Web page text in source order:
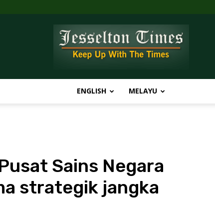
Times
ENGLISH MELAYU
Sains Negara
strategik jangka